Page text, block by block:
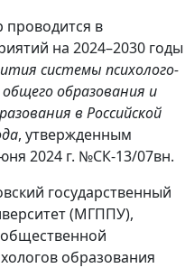
проводится в
на 2024–2030 годы
системы психолого-
образования и
в Российской
, утвержденным
2024 г. №СК-13/07вн.
государственный
(МГППУ),
образования